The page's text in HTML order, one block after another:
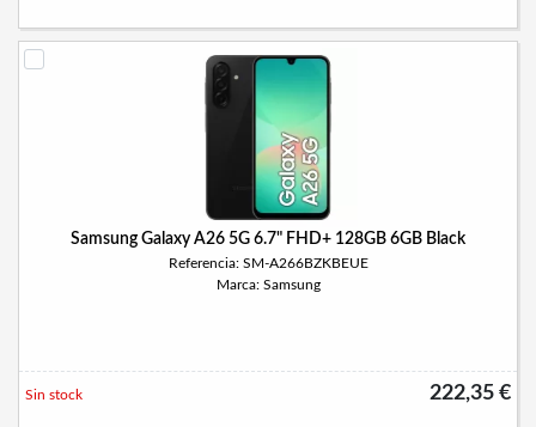
Samsung Galaxy A26 5G 6.7" FHD+ 128GB 6GB Black
Referencia: SM-A266BZKBEUE
Marca: Samsung
222,35 €
Sin stock